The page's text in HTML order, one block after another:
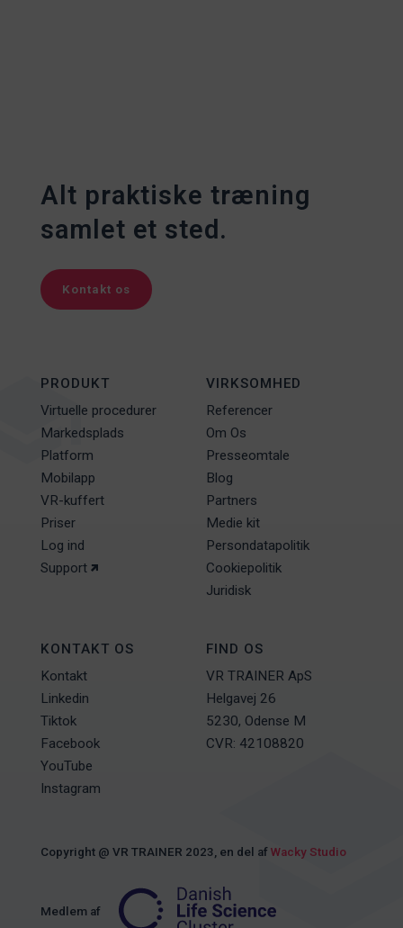
Alt praktiske træning
samlet et sted.
Kontakt os
PRODUKT
Virtuelle procedurer
Markedsplads
Platform
Mobilapp
VR-kuffert
Priser
Log ind
Support
VIRKSOMHED
Referencer
Om Os
Presseomtale
Blog
Partners
Medie kit
Persondatapolitik
Cookiepolitik
Juridisk
KONTAKT OS
Kontakt
Linkedin
Tiktok
Facebook
YouTube
Instagram
FIND OS
VR TRAINER ApS
Helgavej 26
5230, Odense M
CVR: 42108820
Copyright @ VR TRAINER 2023, en del af Wacky Studio
Medlem af